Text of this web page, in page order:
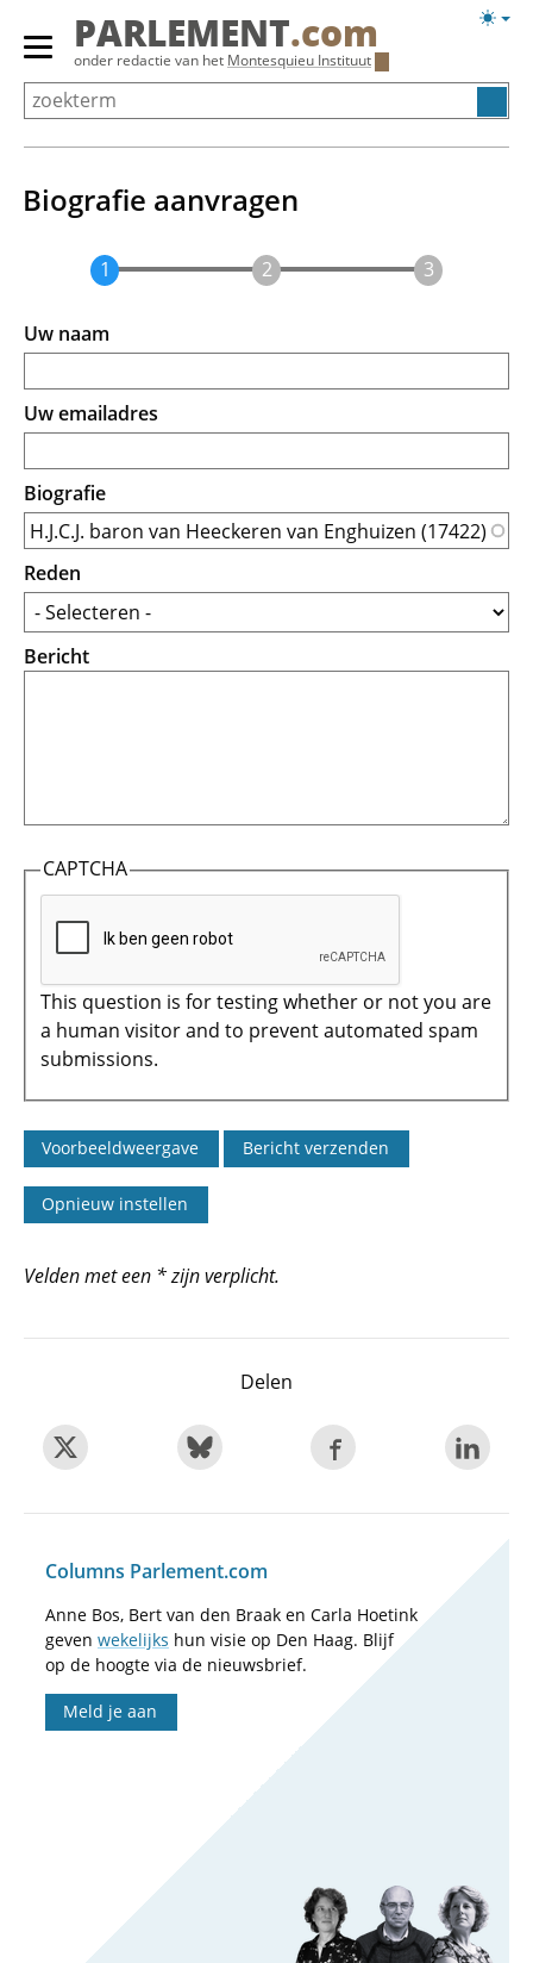
Overslaan
Primair
menu
tonen/verbergen
PARLEMENT.com
onder redactie van het Montesquieu Instituut
Biografie aanvragen
Uw naam
Uw emailadres
Biografie
Reden
Bericht
CAPTCHA
This question is for testing whether or not you are
a human visitor and to prevent automated spam
submissions.
Velden met een * zijn verplicht.
Delen
Columns Parlement.com
Anne Bos, Bert van den Braak en Carla Hoetink
geven wekelijks hun visie op Den Haag. Blijf
op de hoogte via de nieuwsbrief.
Meld je aan